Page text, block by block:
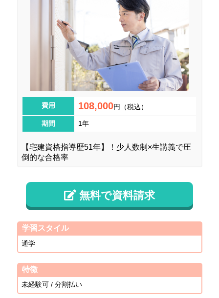
費用 108,000円（税込）
期間 1年
【宅建資格指導歴51年】！少人数制×生講義で圧
倒的な合格率
無料で資料請求
学習スタイル
通学
特徴
未経験可 / 分割払い